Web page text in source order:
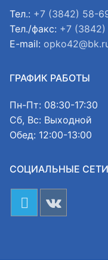
Тел.: +7 (3842) 58-
Тел./факс: +7
E-mail:
ГРАФИК РАБОТЫ
Пн-Пт: 08:30-17:30
Сб, Вс: Выходной
Обед: 12:00-13:00
СОЦИАЛЬНЫЕ СЕТИ